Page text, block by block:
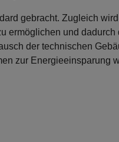
gebracht. Zugleich
ermöglichen und
der technischen
zur Energieeinsparung